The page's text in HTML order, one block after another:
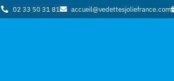
02 33 50 31 81 accueil@vedettesjoliefrance.com